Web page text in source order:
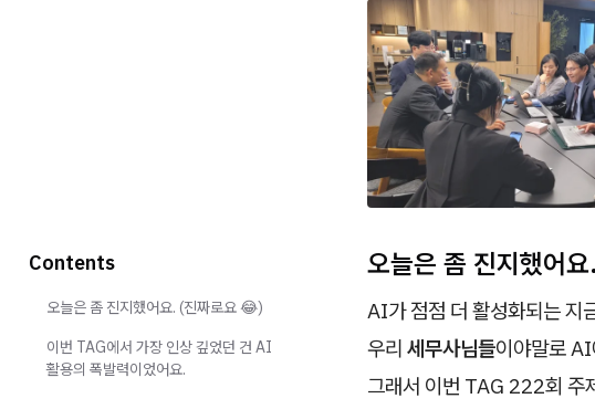
오늘은 좀 진지했어
AI가 점점 더 활성화되는 지
우리 세무사님들이야말로
그래서 이번 TAG 222회 주
Contents
오늘은 좀 진지했어요. (진짜로요 😂)
이번 TAG에서 가장 인상 깊었던 건 AI
활용의 폭발력이었어요.